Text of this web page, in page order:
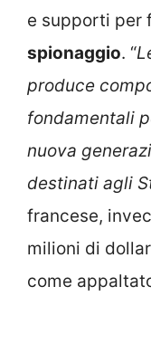
e supporti per
spionaggio. “
produce
fondamentali
nuova
destinati agli
francese,
milioni di
come